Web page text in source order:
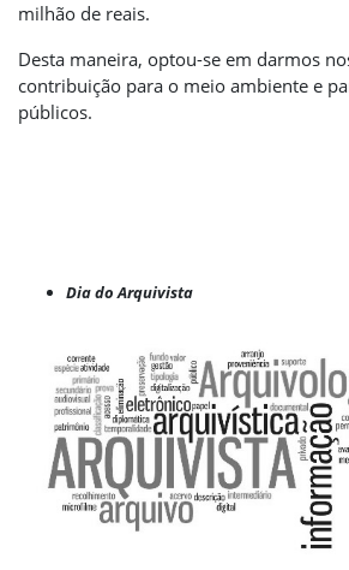
milhão de reais.
Desta maneira, optou-se em darmos
contribuição para o meio ambiente e
públicos.
Dia do Arquivista